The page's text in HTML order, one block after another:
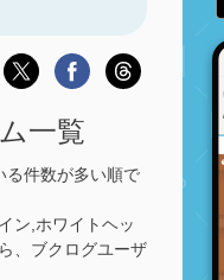
一覧
る件数が多い順で
ン,ホワイトヘッ
、ブクログユーザ